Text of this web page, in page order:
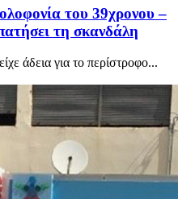
του 39χρονου –
τη σκανδάλη
άδεια για το περίστροφο...